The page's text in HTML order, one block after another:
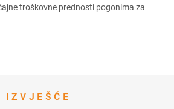
troškovne prednosti pogonima za
IZVJEŠĆE